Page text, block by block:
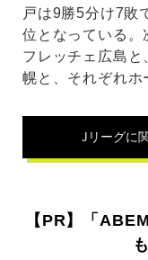
戸は9勝5分け7敗
位となっている。
フレッチェ広島
幌と、それぞれホ
Jリーグに
【PR】「